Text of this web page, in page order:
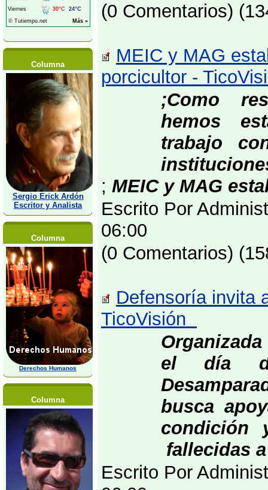
Columna
Sergio Erick Ardón
Escritor y Analista
Columna
Derechos Humanos
Columna
(0 Comentarios)
MEIC y MAG
porcicultor -
;Como
hemos
trabajo
; MEIC y MAG
Escrito Por
06:00
(0 Comentarios)
Defensoría invita
TicoVisión
el día
busca
condición
fallecidas
Escrito Por